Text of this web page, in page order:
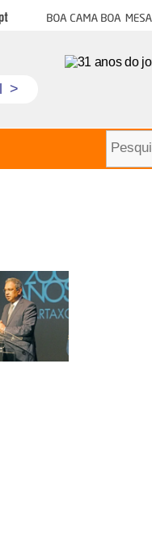
Boa cama boa mesa
>